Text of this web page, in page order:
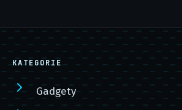
KATEGORIE
Gadgety